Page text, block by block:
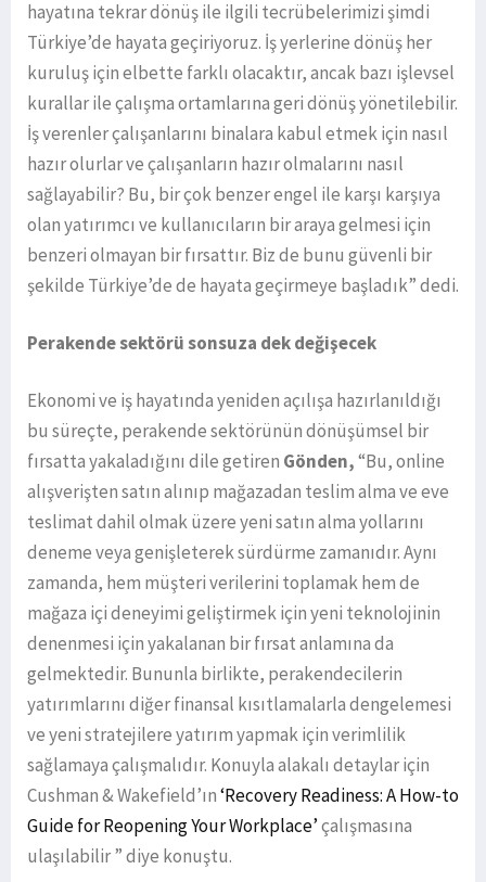
hayatına tekrar dönüş ile ilgili tecrübelerimizi şimdi
Türkiye’de hayata geçiriyoruz. İş yerlerine dönüş her
kuruluş için elbette farklı olacaktır, ancak bazı işlevsel
kurallar ile çalışma ortamlarına geri dönüş yönetilebilir.
İş verenler çalışanlarını binalara kabul etmek için nasıl
hazır olurlar ve çalışanların hazır olmalarını nasıl
sağlayabilir? Bu, bir çok benzer engel ile karşı karşıya
olan yatırımcı ve kullanıcıların bir araya gelmesi için
benzeri olmayan bir fırsattır. Biz de bunu güvenli bir
şekilde Türkiye’de de hayata geçirmeye başladık” dedi.
Perakende sektörü sonsuza dek değişecek
Ekonomi ve iş hayatında yeniden açılışa hazırlanıldığı
bu süreçte, perakende sektörünün dönüşümsel bir
fırsatta yakaladığını dile getiren Gönden,“Bu, online
alışverişten satın alınıp mağazadan teslim alma ve eve
teslimat dahil olmak üzere yeni satın alma yollarını
deneme veya genişleterek sürdürme zamanıdır. Aynı
zamanda, hem müşteri verilerini toplamak hem de
mağaza içi deneyimi geliştirmek için yeni teknolojinin
denenmesi için yakalanan bir fırsat anlamına da
gelmektedir. Bununla birlikte, perakendecilerin
yatırımlarını diğer finansal kısıtlamalarla dengelemesi
ve yeni stratejilere yatırım yapmak için verimlilik
sağlamaya çalışmalıdır. Konuyla alakalı detaylar için
Cushman & Wakefield’ın‘Recovery Readiness: A How-to
Guide for Reopening Your Workplace’çalışmasına
ulaşılabilir ” diye konuştu.